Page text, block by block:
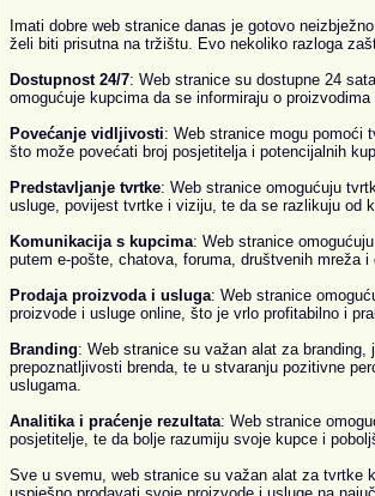
Imati dobre web stranice danas je gotovo
želi biti prisutna na tržištu. Evo nekoliko razloga
Dostupnost 24/7: Web stranice su dostupne 24
omogućuje kupcima da se informiraju o
Povećanje vidljivosti: Web stranice mogu pomoći
što može povećati broj posjetitelja i potencijalnih
Predstavljanje tvrtke: Web stranice omogućuju
usluge, povijest tvrtke i viziju, te da se razlikuju od
Komunikacija s kupcima: Web stranice
putem e-pošte, chatova, foruma, društvenih mreža i
Prodaja proizvoda i usluga: Web stranice
proizvode i usluge online, što je vrlo profitabilno i
Branding: Web stranice su važan alat za branding,
prepoznatljivosti brenda, te u stvaranju pozitivne
uslugama.
Analitika i praćenje rezultata: Web stranice
posjetitelje, te da bolje razumiju svoje kupce i
Sve u svemu, web stranice su važan alat za tvrtke
uspješno prodavati svoje proizvode i usluge na